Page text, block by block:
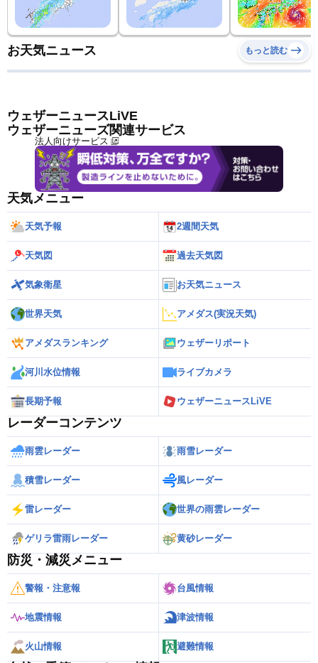
お天気ニュース もっと読む
ウェザーニュースLiVE
ウェザーニューズ関連サービス
法人向けサービス
天気メニュー
天気予報 2週間天気
天気図 過去天気図
気象衛星 お天気ニュース
世界天気 アメダス(実況天気)
アメダスランキング ウェザーリポート
河川水位情報 ライブカメラ
長期予報 ウェザーニュースLiVE
レーダーコンテンツ
雨雲レーダー 雨雪レーダー
積雪レーダー 風レーダー
雷レーダー 世界の雨雲レーダー
ゲリラ雷雨レーダー 黄砂レーダー
防災・減災メニュー
警報・注意報 台風情報
地震情報 津波情報
火山情報 避難情報